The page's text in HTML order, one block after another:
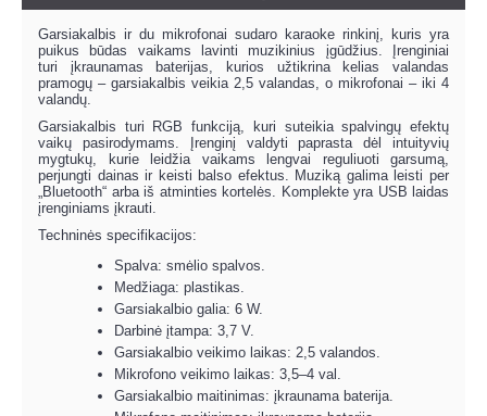
Garsiakalbis ir du mikrofonai sudaro karaoke rinkinį, kuris yra
puikus būdas vaikams lavinti muzikinius įgūdžius. Įrenginiai
turi įkraunamas baterijas, kurios užtikrina kelias valandas
pramogų – garsiakalbis veikia 2,5 valandas, o mikrofonai – iki 4
valandų.
Garsiakalbis turi RGB funkciją, kuri suteikia spalvingų efektų
vaikų pasirodymams. Įrenginį valdyti paprasta dėl intuityvių
mygtukų, kurie leidžia vaikams lengvai reguliuoti garsumą,
perjungti dainas ir keisti balso efektus. Muziką galima leisti per
„Bluetooth“ arba iš atminties kortelės. Komplekte yra USB laidas
įrenginiams įkrauti.
Techninės specifikacijos:
Spalva: smėlio spalvos.
Medžiaga: plastikas.
Garsiakalbio galia: 6 W.
Darbinė įtampa: 3,7 V.
Garsiakalbio veikimo laikas: 2,5 valandos.
Mikrofono veikimo laikas: 3,5–4 val.
Garsiakalbio maitinimas: įkraunama baterija.